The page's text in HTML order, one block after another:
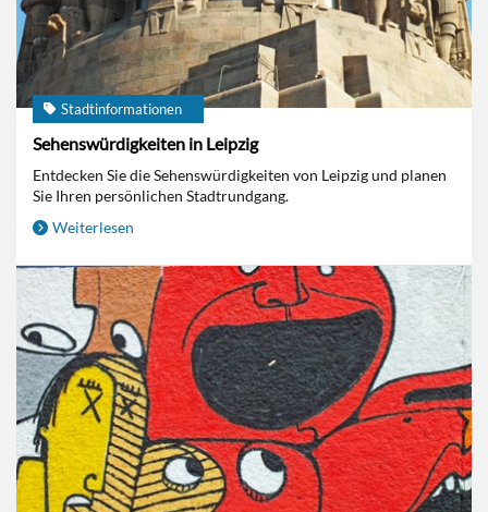
Stadtinformationen
Sehenswürdigkeiten in Leipzig
Entdecken Sie die Sehenswürdigkeiten von Leipzig und planen
Sie Ihren persönlichen Stadtrundgang.
Weiterlesen